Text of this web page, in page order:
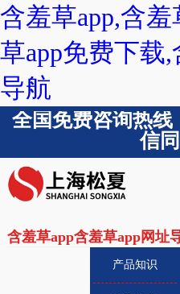
含羞草app,含
草app免费下载
导航
全国免费咨询热线
信同
含羞草app含羞草app网址导
产品知识